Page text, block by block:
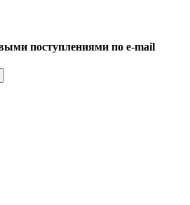
поступлениями по e-mail